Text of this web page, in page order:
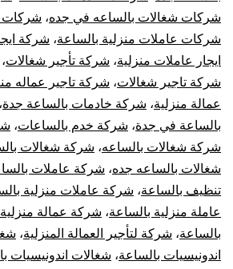
شركات شغالات بالساعه في جده، شركات
شركات عاملات منزلية بالساعة، شركة
ايجار عاملات منزلية، شركة تأجير شغالات،
شركة تاجير شغالات، شركة تاجير عماله
عمالة منزلية، شركة خادمات بالساعة جدة،
بالساعة في جدة، شركة خدم بالساعات،
شركة شغالات بالساعه، شركة شغالات
شغالات بالساعه جده، شركة عاملات
تنظيف بالساعة، شركة عاملات منزلية
عاملة منزلية بالساعة، شركة عمالة منزلية
بالساعة، شركة لتأجير العمالة المنزلية،
اندونيسيات بالساعة، شغالات اندونيسيات